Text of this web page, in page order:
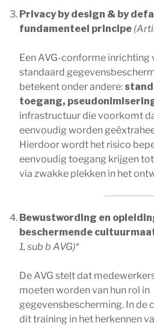
Privacy by design & by
fundamenteel principe
Een AVG-conforme
standaard
betekent onder andere:
toegang,
infrastructuur die voorkomt
eenvoudig worden
Hierdoor wordt het risico
eenvoudig toegang krijgen
via zwakke plekken in het
Bewustwording en
beschermende
1, sub b AVG)*
De AVG stelt dat
moeten worden van hun rol in
gegevensbescherming. In de
dit training in het herkennen